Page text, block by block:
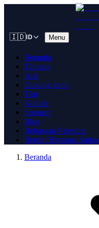
🇮🇩 ID Menu
Beranda
Tentang
Alat
Dukung kami
Tim
Kontak
Sponsor
Blog
Bebaskan Palestina
Berdiri Bersama Sudan
Beranda